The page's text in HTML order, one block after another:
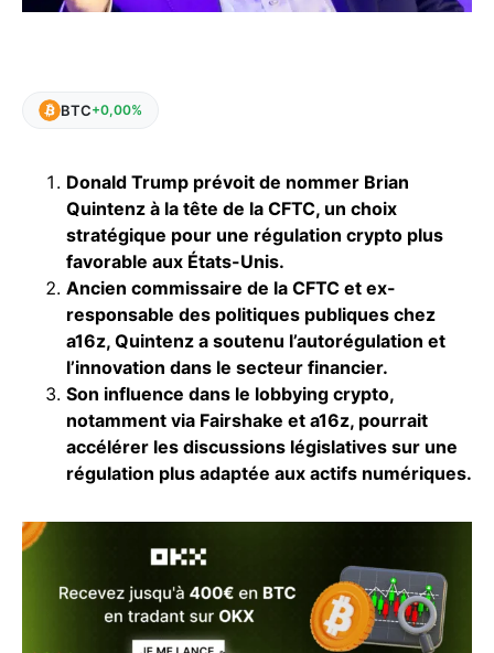
BTC+0,00%
Donald Trump prévoit de nommer Brian
Quintenz à la tête de la CFTC, un choix
stratégique pour une régulation crypto plus
favorable aux États-Unis.
Ancien commissaire de la CFTC et ex-
responsable des politiques publiques chez
a16z, Quintenz a soutenu l’autorégulation et
l’innovation dans le secteur financier.
Son influence dans le lobbying crypto,
notamment via Fairshake et a16z, pourrait
accélérer les discussions législatives sur une
régulation plus adaptée aux actifs numériques.